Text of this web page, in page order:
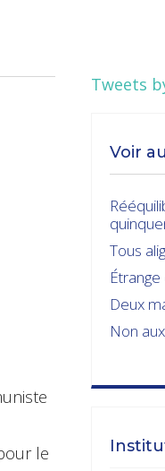
le
Tweets
Voir
Tous
Deux
Non